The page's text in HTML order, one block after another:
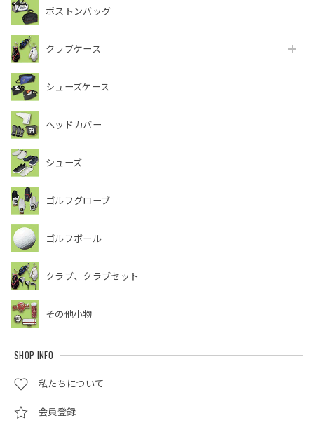
ボストンバッグ
クラブケース
シューズケース
ヘッドカバー
シューズ
ゴルフグローブ
ゴルフボール
クラブ、クラブセット
その他小物
SHOP INFO
私たちについて
会員登録